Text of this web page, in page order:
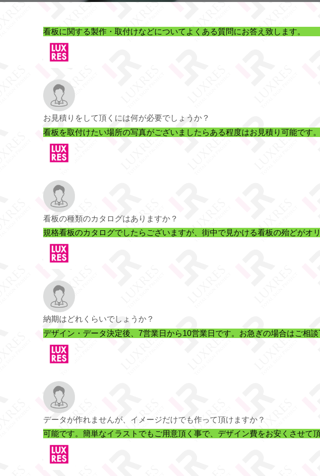
看板に関する製作・取付けなどについてよくある質問にお答え致します。
お見積りをして頂くには何が必要でしょうか？
看板を取付けたい場所の写真がございましたらある程度はお見積り可能です。
看板の種類のカタログはありますか？
規格看板のカタログでしたらございますが、街中で見かける看板の殆どがオ
納期はどれくらいでしょうか？
デザイン・データ決定後、7営業日から10営業日です。お急ぎの場合はご相談
データが作れませんが、イメージだけでも作って頂けますか？
可能です。簡単なイラストでもご用意頂く事で、デザイン費をお安くさせて頂